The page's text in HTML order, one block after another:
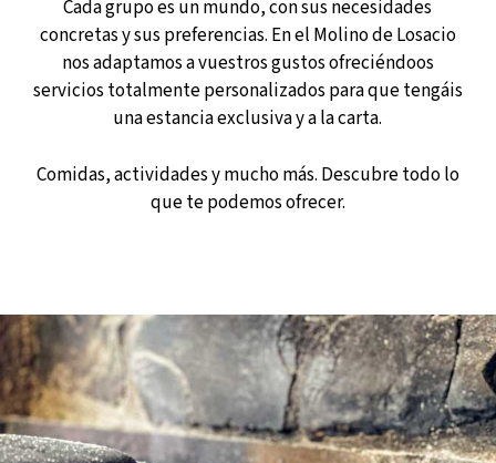
Cada grupo es un mundo, con sus necesidades
concretas y sus preferencias. En el Molino de Losacio
nos adaptamos a vuestros gustos ofreciéndoos
servicios totalmente personalizados para que tengáis
una estancia exclusiva y a la carta.
Comidas, actividades y mucho más. Descubre todo lo
que te podemos ofrecer.